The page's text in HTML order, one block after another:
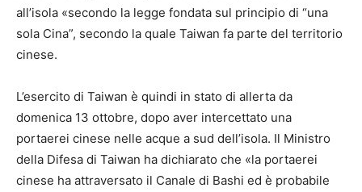
all’isola «secondo la legge fondata sul principio di “una
sola Cina”, secondo la quale Taiwan fa parte del territorio
cinese.
L’esercito di Taiwan è quindi in stato di allerta da
domenica 13 ottobre, dopo aver intercettato una
portaerei cinese nelle acque a sud dell’isola. Il Ministro
della Difesa di Taiwan ha dichiarato che «la portaerei
cinese ha attraversato il Canale di Bashi ed è probabile